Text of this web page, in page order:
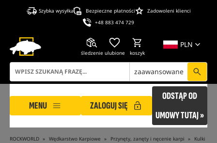
Szybka wysyłka Bezpieczne płatności
Zadowoleni klienci
+48 883 474 729
PLN
śledzenie ulubione koszyk
zaawansowane
MENU ZALOGUJ SIĘ
ODSTĄP OD
UMOWY TUTAJ »
ROCKWORLD Wędkarstwo Karpiowe Przynęty, zanęty i nęcenie karpi Kulki